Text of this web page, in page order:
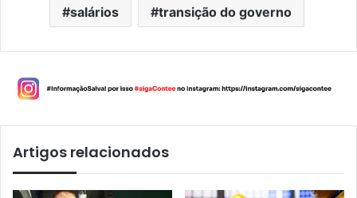
salários transição do governo
Artigos relacionados